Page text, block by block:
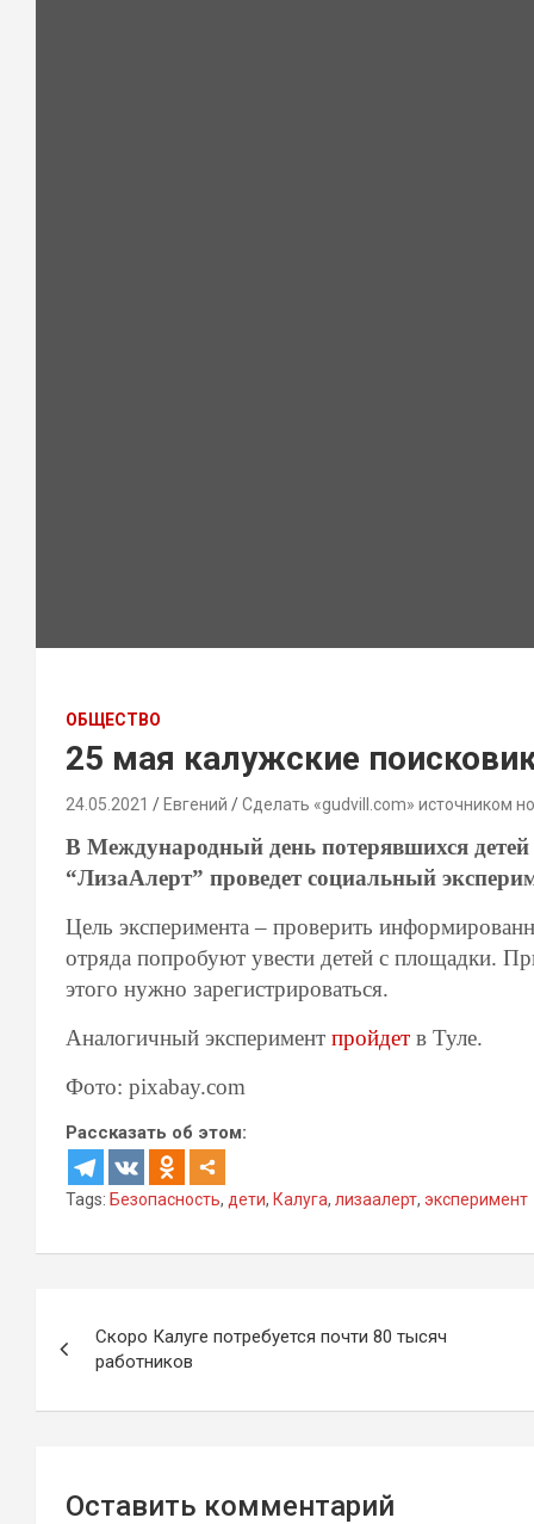
ОБЩЕСТВО
25 мая калужские
24.05.2021 Евгений Сделать «gudvill.com» источником
В Международный день потерявшихся детей
“ЛизаАлерт” проведет социальный
Цель эксперимента – проверить
отряда попробуют увести детей с площадки.
этого нужно зарегистрироваться.
Аналогичный эксперимент пройдет в Туле.
Фото: pixabay.com
Рассказать об этом:
Tags: Безопасность, дети, Калуга, лизаалерт, эксперимент
по
записям
Скоро Калуге потребуется почти 80 тысяч
работников
Оставить комментарий